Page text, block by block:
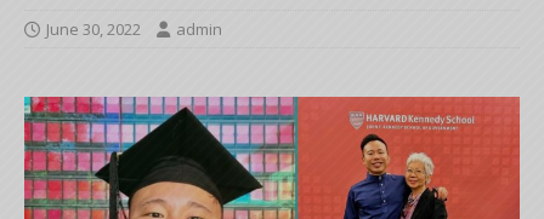
June 30, 2022 admin